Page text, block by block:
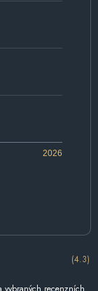
2026
(4.3)